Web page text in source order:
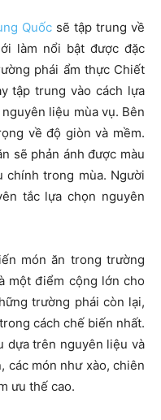
Quốc sẽ tập trung về
làm nổi bật được đặc
phái ẩm thực Chiết
tập trung vào cách lựa
liệu mùa vụ. Bên
về độ giòn và mềm.
sẽ phản ánh được màu
chính trong mùa. Người
tắc lựa chọn nguyên
món ăn trong trường
một điểm cộng lớn cho
trường phái còn lại,
cách chế biến nhất.
dựa trên nguyên liệu và
các món như xào, chiên
ưu thế cao.